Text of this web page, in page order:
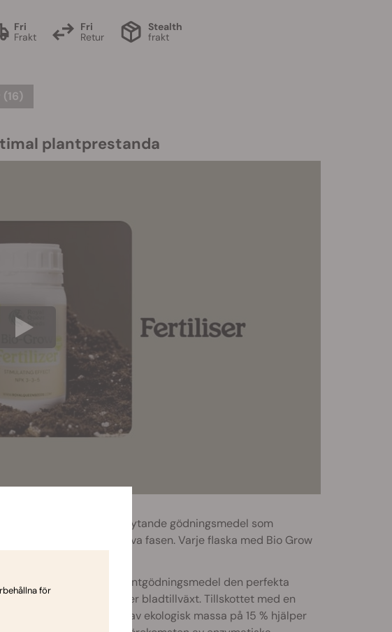
Fri
Frakt
Fri
Retur
Stealth
frakt
plantprestanda
vårt skräddarsydda flytande gödningsmedel som
under den vegetativa fasen. Varje flaska med Bio Grow
tillhandahåller detta plantgödningsmedel den perfekta
att uppmuntra en läcker bladtillväxt. Tillskottet med en
medan ett innehåll av ekologisk massa på 15 % hjälper
för